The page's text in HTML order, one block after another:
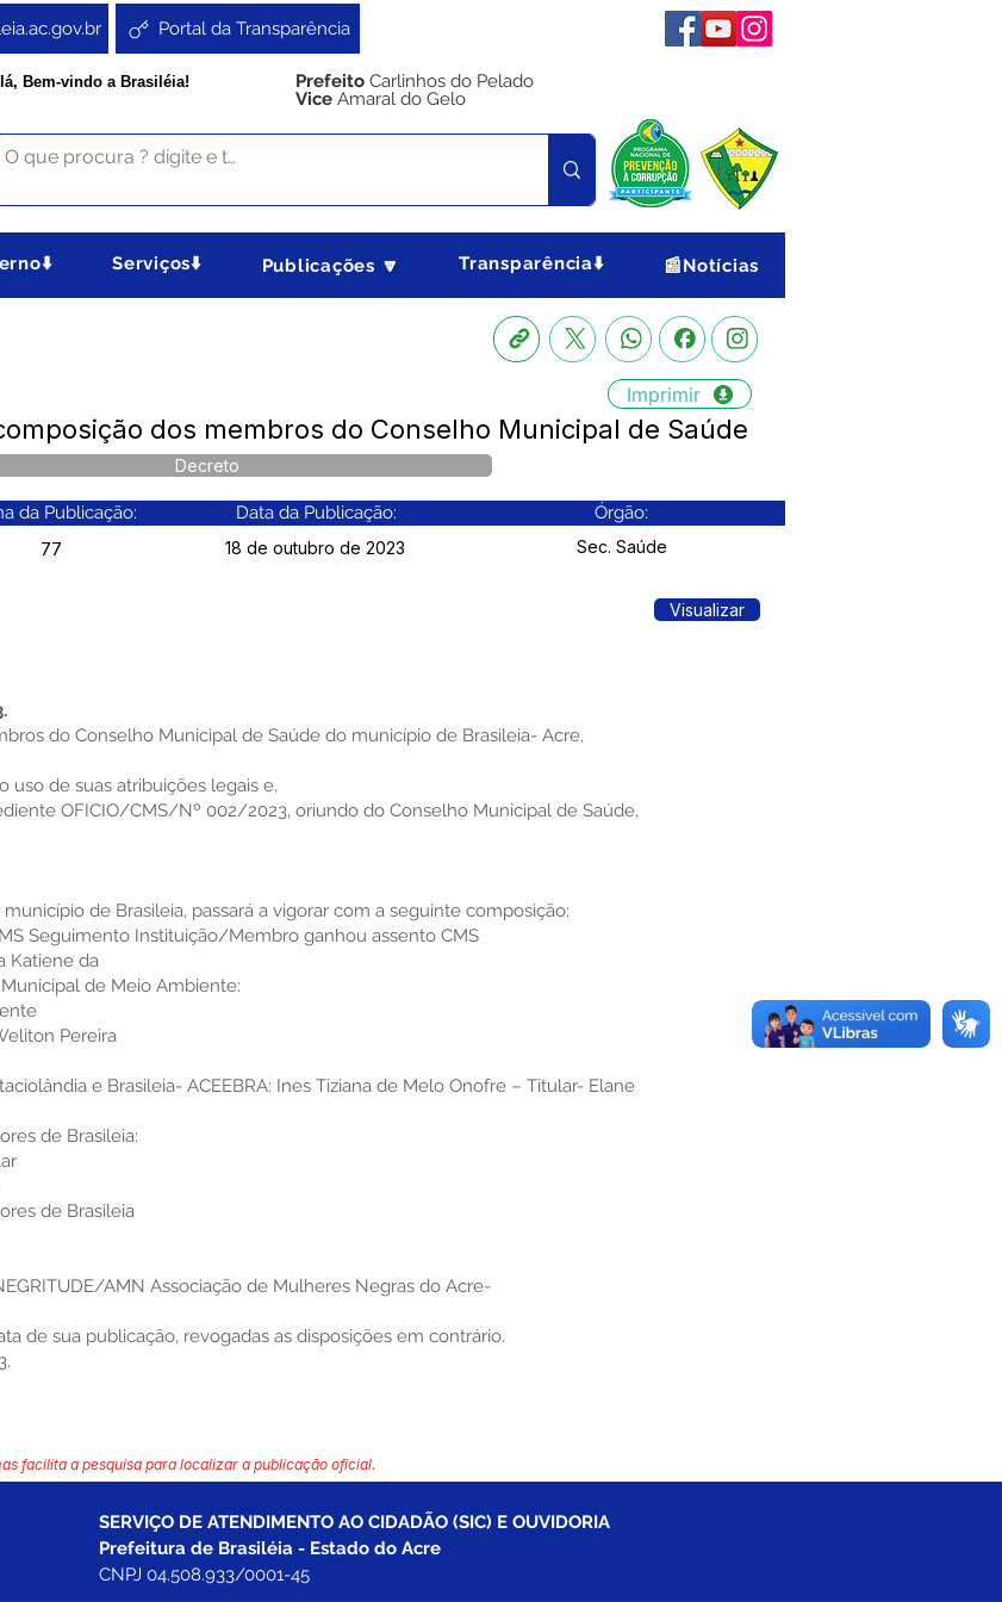
Portal da Transparência
Bem-vindo a Brasiléia! Prefeito Carlinhos do Pelado
Vice Amaral do Gelo
Serviços⬇️ Publicações 🔽 Transparência⬇️ 📰Notícias
Imprimir
dos membros do Conselho Municipal de Saúde
Decreto
da Publicação: Data da Publicação: Órgão:
77 18 de outubro de 2023 Sec. Saúde
do Conselho Municipal de Saúde do município de Brasileia- Acre,
uso de suas atribuições legais e,
OFICIO/CMS/Nº 002/2023, oriundo do Conselho Municipal de Saúde,
de Brasileia, passará a vigorar com a seguinte composição:
Seguimento Instituição/Membro ganhou assento CMS
Katiene da
de Meio Ambiente:
Pereira
e Brasileia- ACEEBRA: Ines Tiziana de Melo Onofre – Titular- Elane
de Brasileia:
de Brasileia
AMN Associação de Mulheres Negras do Acre-
de sua publicação, revogadas as disposições em contrário.
Visualizar
facilita a pesquisa para localizar a publicação oficial.
SERVIÇO DE ATENDIMENTO AO CIDADÃO (SIC) E OUVIDORIA
Prefeitura de Brasiléia - Estado do Acre
CNPJ 04.508.933/0001-45